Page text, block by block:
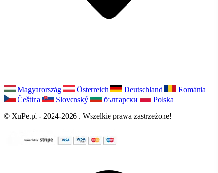
Magyarország Österreich Deutschland
România
Čeština
Slovenský български
Polska
© XuPe.pl - 2024-2026 . Wszelkie prawa zastrzeżone!